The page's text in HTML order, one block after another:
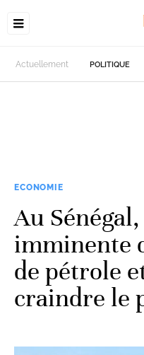
Actuellement POLITIQUE
ECONOMIE
Au
imminente
de pétrole
craindre le